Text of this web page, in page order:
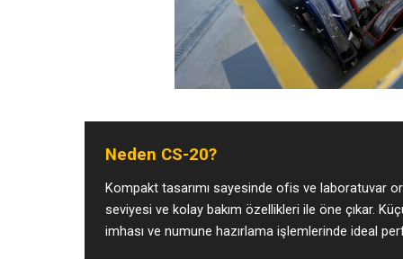
Neden CS-20?
Kompakt tasarımı sayesinde ofis ve laboratuvar
seviyesi ve kolay bakım özellikleri ile öne çıkar.
imhası ve numune hazırlama işlemlerinde ideal